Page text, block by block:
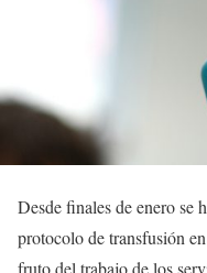
Desde finales de enero se
protocolo de transfusión
fruto del trabajo de los